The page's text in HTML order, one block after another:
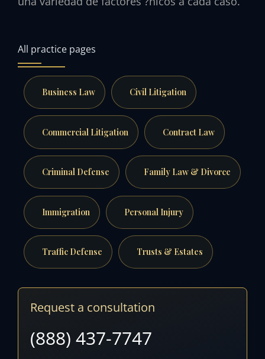
All practice pages
Business Law Civil Litigation
Commercial Litigation Contract Law
Criminal Defense Family Law & Divorce
Immigration Personal Injury
Traffic Defense Trusts & Estates
Request a consultation
(888) 437-7747